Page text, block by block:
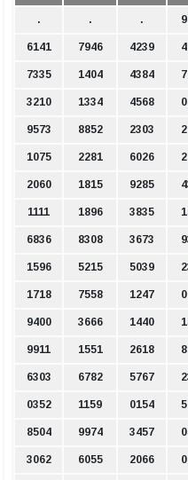
. . .
6141 7946 4239
7335 1404 4384
3210 1334 4568
9573 8852 2303
1075 2281 6026
2060 1815 9285
1111 1896 3835
6836 8308 3673
1596 5215 5039
1718 7558 1247
9400 3666 1440
9911 1551 2618
6303 6782 5767
0352 1159 0154
8504 9974 3457
3062 6055 2066